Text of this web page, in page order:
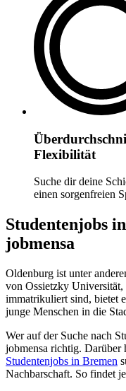
Flexibilität
Suche dir deine
einen sorgenfreien
Studentenjobs
jobmensa
Oldenburg ist unter
von Ossietzky Universität,
immatrikuliert sind, bietet
junge Menschen in die
Wer auf der Suche nach
jobmensa richtig. Darüber
Studentenjobs in Bremen
Nachbarschaft. So findet